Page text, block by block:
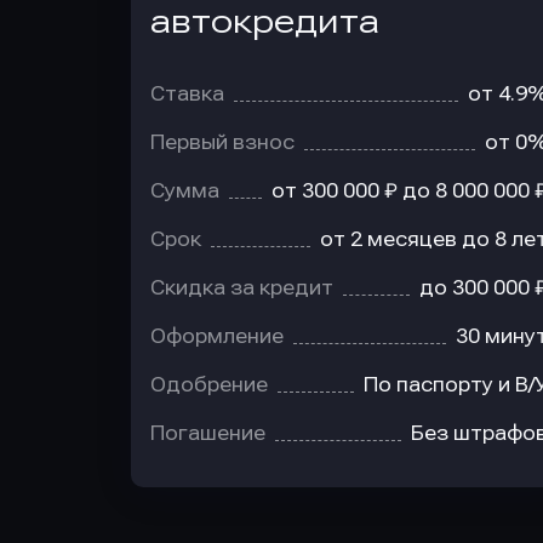
автокредита
Ставка от
Первый взнос от
Сумма от 300 000 ₽ до 8 000 000
Срок от 2 месяцев до 8
Скидка за кредит до 300 000
Оформление 30
Одобрение По паспорту и В/
Погашение Без